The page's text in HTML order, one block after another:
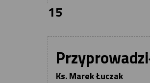
15
Ks. Marek Łuczak